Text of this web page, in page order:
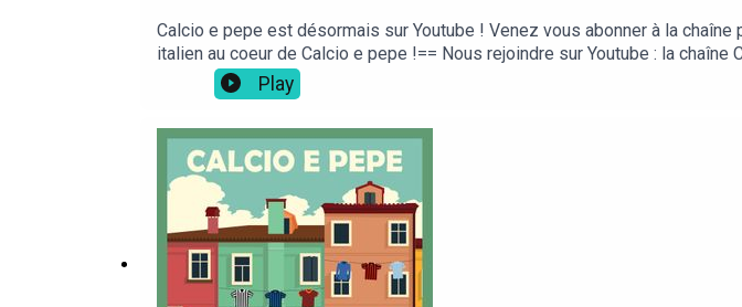
Calcio e pepe est désormais sur Youtube ! Venez vous abonner à la
italien au coeur de Calcio e pepe !== Nous rejoindre sur Youtube : la
ta culture foot ! Elle est disponible ici sur iOS et ici sur Android.== Plus
mettre 5 étoiles ⭐⭐⭐⭐⭐ sur Apple Podcasts et aussi sur Spotify
Deezer ... mais aussi sur Podcast Addict, Youtube, via flux rss...Et
podcast "Prolongation" qui vous propose des entretiens avec les acteurs
physiques, responsables data...
Play